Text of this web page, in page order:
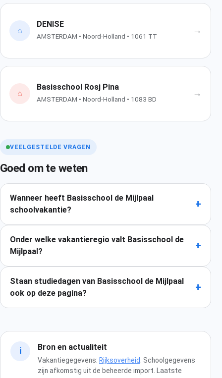
⌂
DENISE
AMSTERDAM • Noord-Holland • 1061 TT
→
⌂
Basisschool Rosj Pina
AMSTERDAM • Noord-Holland • 1083 BD
→
VEELGESTELDE VRAGEN
Goed om te weten
Wanneer heeft Basisschool de Mijlpaal
schoolvakantie?
+
Onder welke vakantieregio valt Basisschool de
Mijlpaal?
+
Staan studiedagen van Basisschool de Mijlpaal
ook op deze pagina?
+
i Bron en actualiteit
Vakantiegegevens: Rijksoverheid . Schoolgegevens
zijn afkomstig uit de beheerde import. Laatste